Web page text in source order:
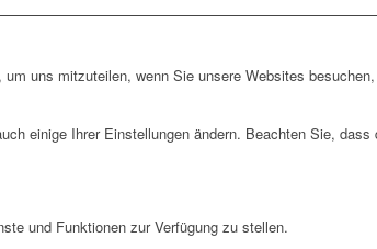
uns mitzuteilen, wenn Sie unsere Websites
einige Ihrer Einstellungen ändern. Beachten Sie,
und Funktionen zur Verfügung zu stellen.